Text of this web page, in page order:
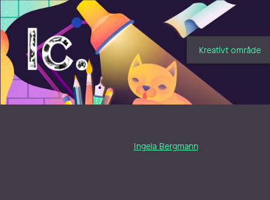
Illustratörcentrum
Kreativt område
Ingela Bergmann